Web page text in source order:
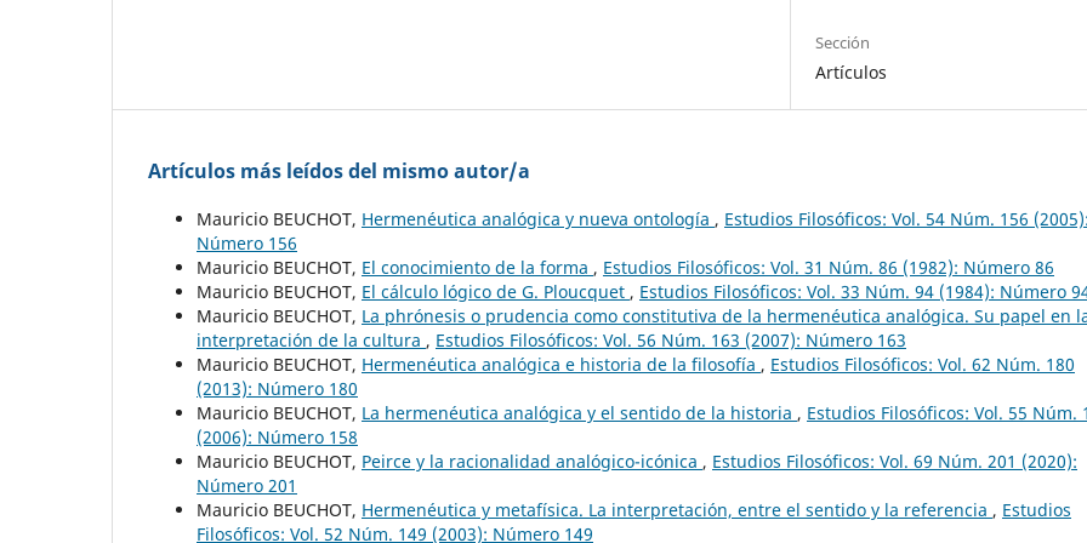
Sección
Artículos
Artículos más leídos del mismo autor/a
Mauricio BEUCHOT, Hermenéutica analógica y nueva ontología , Estudios Filosóficos: Vol. 54 Núm. 156 (2005):
Número 156
Mauricio BEUCHOT, El conocimiento de la forma , Estudios Filosóficos: Vol. 31 Núm. 86 (1982): Número 86
Mauricio BEUCHOT, El cálculo lógico de G. Ploucquet , Estudios Filosóficos: Vol. 33 Núm. 94 (1984): Número
Mauricio BEUCHOT, La phrónesis o prudencia como constitutiva de la hermenéutica analógica. Su papel en
interpretación de la cultura , Estudios Filosóficos: Vol. 56 Núm. 163 (2007): Número 163
Mauricio BEUCHOT, Hermenéutica analógica e historia de la filosofía , Estudios Filosóficos: Vol. 62 Núm. 180
(2013): Número 180
Mauricio BEUCHOT, La hermenéutica analógica y el sentido de la historia , Estudios Filosóficos: Vol. 55 Núm.
(2006): Número 158
Mauricio BEUCHOT, Peirce y la racionalidad analógico-icónica , Estudios Filosóficos: Vol. 69 Núm. 201 (2020):
Número 201
Mauricio BEUCHOT, Hermenéutica y metafísica. La interpretación, entre el sentido y la referencia , Estudios
Filosóficos: Vol. 52 Núm. 149 (2003): Número 149